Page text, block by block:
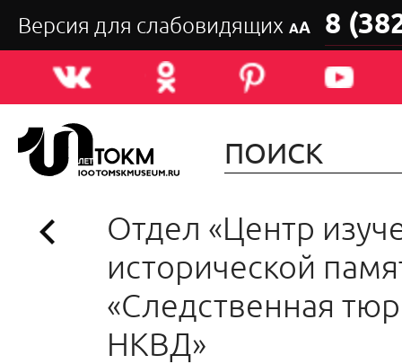
Версия для слабовидящих АА 8
Отдел «Центр
исторической
«Следственная
НКВД»